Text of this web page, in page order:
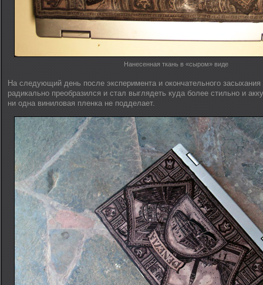
Нанесенная ткань в «сыром» виде
На следующий день после эксперимента и окончательного засыхания
радикально преобразился и стал выглядеть куда более стильно и
ни одна виниловая пленка не подделает.